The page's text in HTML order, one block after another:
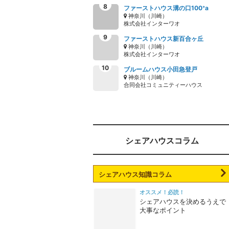
ファーストハウス溝の口100⁺a
神奈川（川崎）
株式会社インターワオ
ファーストハウス新百合ヶ丘
神奈川（川崎）
株式会社インターワオ
ブルームハウス小田急登戸
神奈川（川崎）
合同会社コミュニティーハウス
シェアハウスコラム
シェアハウス知識コラム
オススメ！必読！
シェアハウスを決めるうえで
大事なポイント